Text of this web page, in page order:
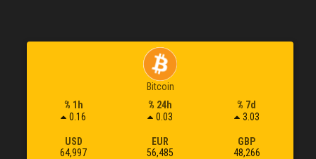
Bitcoin
% 1h
0.16
% 24h
0.03
% 7d
3.03
USD
64,997
EUR
56,485
GBP
48,266